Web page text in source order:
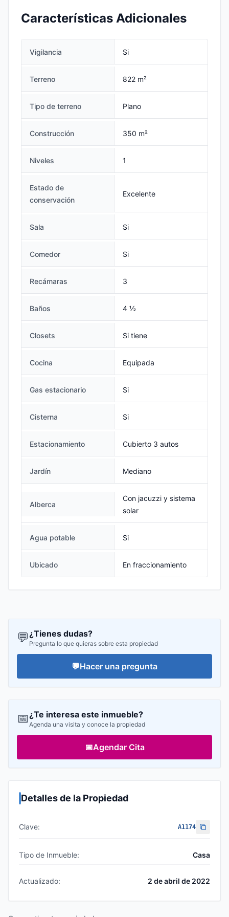
Características Adicionales
Vigilancia Si
Terreno 822 m²
Tipo de terreno Plano
Construcción 350 m²
Niveles 1
Estado de
conservación
Excelente
Sala Si
Comedor Si
Recámaras 3
Baños 4 ½
Closets Si tiene
Cocina Equipada
Gas estacionario Si
Cisterna Si
Estacionamiento Cubierto 3 autos
Jardín Mediano
Alberca
Con jacuzzi y sistema
solar
Agua potable Si
Ubicado En fraccionamiento
💬¿Tienes dudas?
Pregunta lo que quieras sobre esta propiedad
💬Hacer una pregunta
📅¿Te interesa este inmueble?
Agenda una visita y conoce la propiedad
📅Agendar Cita
Detalles de la Propiedad
Clave: A1174
Tipo de Inmueble: Casa
Actualizado: 2 de abril de 2022